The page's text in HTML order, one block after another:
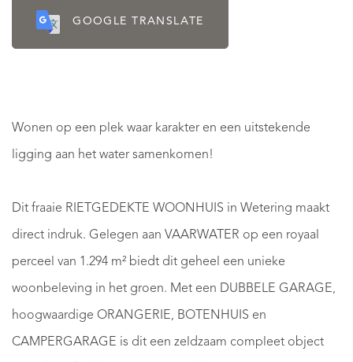
GOOGLE TRANSLATE
Wonen op een plek waar karakter en een uitstekende
ligging aan het water samenkomen!
Dit fraaie RIETGEDEKTE WOONHUIS in Wetering maakt
direct indruk. Gelegen aan VAARWATER op een royaal
perceel van 1.294 m² biedt dit geheel een unieke
woonbeleving in het groen. Met een DUBBELE GARAGE,
hoogwaardige ORANGERIE, BOTENHUIS en
CAMPERGARAGE is dit een zeldzaam compleet object